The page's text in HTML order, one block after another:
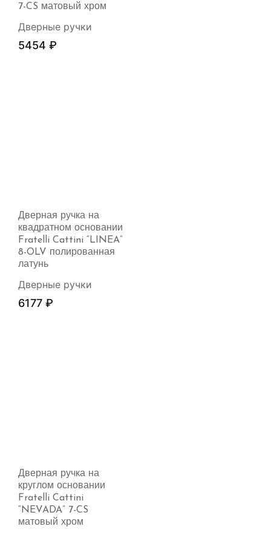
7-CS матовый хром
Дверные ручки
5454 ₽
Дверная ручка на
квадратном основании
Fratelli Cattini “LINEA”
8-OLV полированная
латунь
Дверные ручки
6177 ₽
Дверная ручка на
круглом основании
Fratelli Cattini
“NEVADA” 7-CS
матовый хром